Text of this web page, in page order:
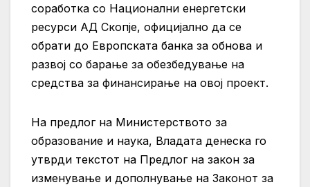
соработка со Национални енергетски
ресурси АД Скопје, официјално да се
обрати до Европската банка за обнова и
развој со барање за обезбедување на
средства за финансирање на овој проект.
На предлог на Министерството за
образование и наука, Владата денеска го
утврди текстот на Предлог на закон за
изменување и дополнување на Законот за